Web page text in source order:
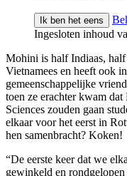
Ik ben het eens
Ingesloten inhoud
Mohini is half Indiaas,
Vietnamees en heeft ook
gemeenschappelijke
toen ze erachter kwam
Sciences zouden gaan
elkaar voor het eerst in
hen samenbracht? Koken!
“De eerste keer dat we
gewinkeld en